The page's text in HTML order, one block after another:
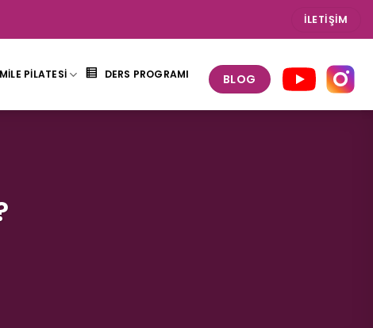
İLETIŞIM
PİLATESİ DERS PROGRAMI BLOG